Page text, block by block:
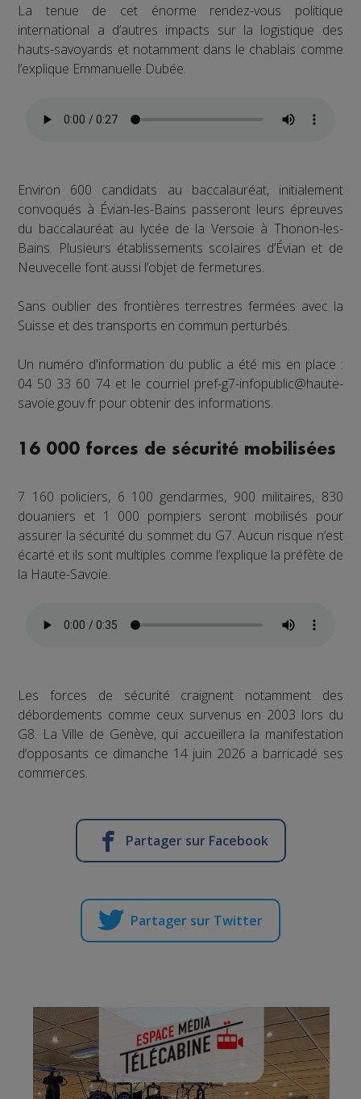
La tenue de cet énorme rendez-vous politique
international a d’autres impacts sur la logistique des
hauts-savoyards et notamment dans le chablais comme
l’explique Emmanuelle Dubée.
Environ 600 candidats au baccalauréat, initialement
convoqués à Évian-les-Bains passeront leurs épreuves
du baccalauréat au lycée de la Versoie à Thonon-les-
Bains. Plusieurs établissements scolaires d’Évian et de
Neuvecelle font aussi l’objet de fermetures.
Sans oublier des frontières terrestres fermées avec la
Suisse et des transports en commun perturbés.
Un numéro d'information du public a été mis en place :
04 50 33 60 74 et le courriel pref-g7-infopublic@haute-
savoie.gouv.fr pour obtenir des informations.
16 000 forces de sécurité mobilisées
7 160 policiers, 6 100 gendarmes, 900 militaires, 830
douaniers et 1 000 pompiers seront mobilisés pour
assurer la sécurité du sommet du G7. Aucun risque n’est
écarté et ils sont multiples comme l’explique la préfète de
la Haute-Savoie.
Les forces de sécurité craignent notamment des
débordements comme ceux survenus en 2003 lors du
G8. La Ville de Genève, qui accueillera la manifestation
d’opposants ce dimanche 14 juin 2026 a barricadé ses
commerces.
Partager sur Facebook
Partager sur Twitter